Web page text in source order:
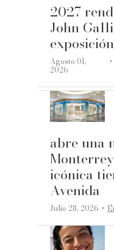
2027
John
exposición
Agosto 01,
2026
abre una
icónica
Avenida
Julio 28, 2026 ·